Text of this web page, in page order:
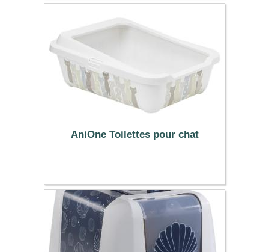
AniOne Toilettes pour chat
14.99 €